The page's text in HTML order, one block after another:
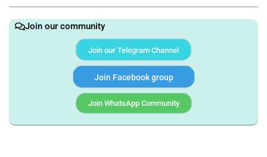
Join our community
Join our Telegram Channel
Join Facebook group
Join WhatsApp Community